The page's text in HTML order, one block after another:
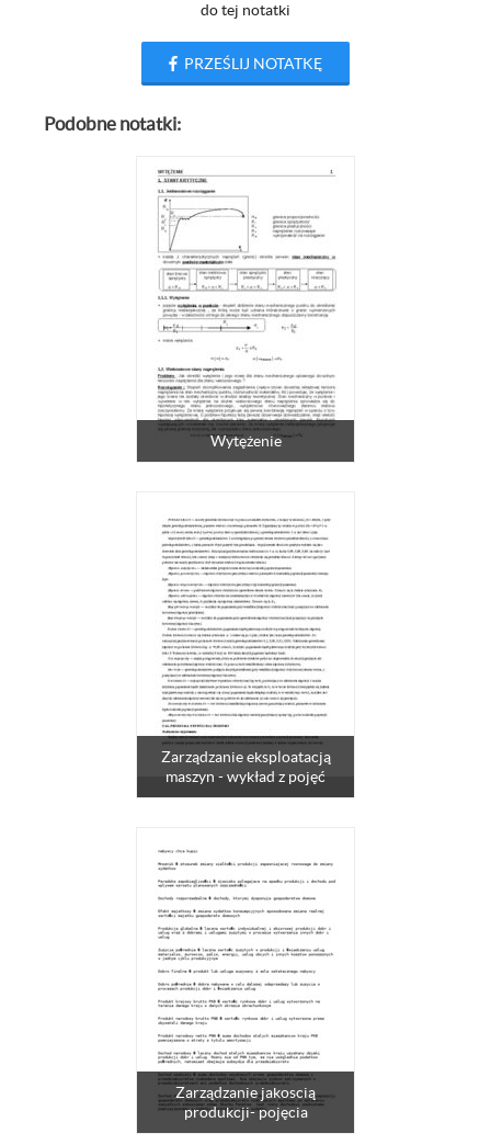
do tej notatki
PRZEŚLIJ NOTATKĘ
Podobne notatki:
Wytężenie
Zarządzanie eksploatacją
maszyn - wykład z pojęć
Zarządzanie jakoscią
produkcji- pojęcia